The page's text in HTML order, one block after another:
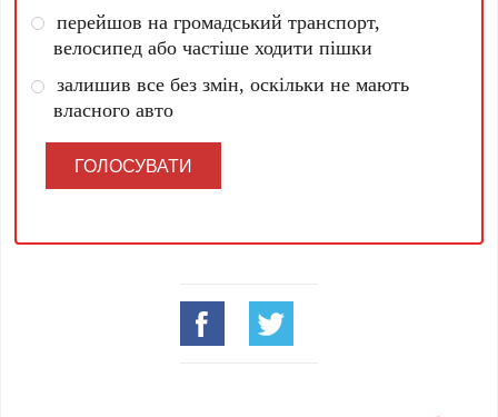
перейшов на громадський транспорт,
велосипед або частіше ходити пішки
залишив все без змін, оскільки не мають
власного авто